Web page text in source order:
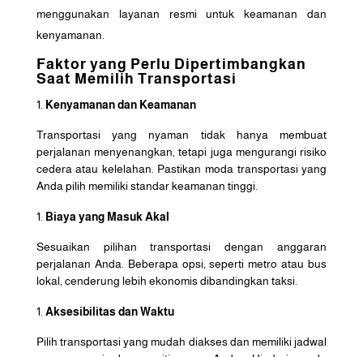
menggunakan layanan resmi untuk keamanan dan
kenyamanan.
Faktor yang Perlu Dipertimbangkan
Saat Memilih Transportasi
Kenyamanan dan Keamanan
Transportasi yang nyaman tidak hanya membuat
perjalanan menyenangkan, tetapi juga mengurangi risiko
cedera atau kelelahan. Pastikan moda transportasi yang
Anda pilih memiliki standar keamanan tinggi.
Biaya yang Masuk Akal
Sesuaikan pilihan transportasi dengan anggaran
perjalanan Anda. Beberapa opsi, seperti metro atau bus
lokal, cenderung lebih ekonomis dibandingkan taksi.
Aksesibilitas dan Waktu
Pilih transportasi yang mudah diakses dan memiliki jadwal